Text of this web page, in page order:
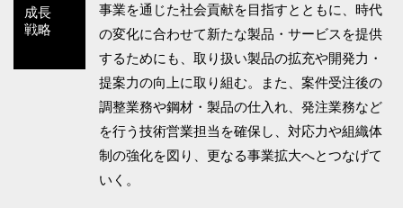
成長
戦略
事業を通じた社会貢献を目指すとともに、時代
の変化に合わせて新たな製品・サービスを提供
するためにも、取り扱い製品の拡充や開発力・
提案力の向上に取り組む。また、案件受注後の
調整業務や鋼材・製品の仕入れ、発注業務など
を行う技術営業担当を確保し、対応力や組織体
制の強化を図り、更なる事業拡大へとつなげて
いく。